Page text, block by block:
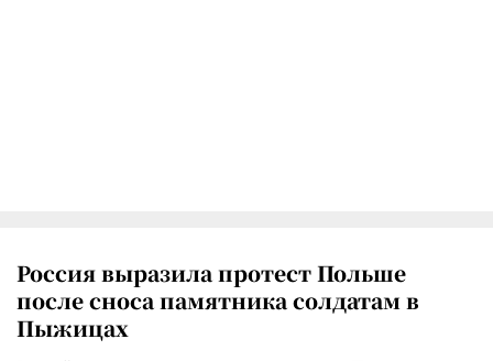
Россия выразила протест Польше
после сноса памятника солдатам в
Пыжицах